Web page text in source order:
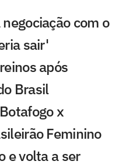
com o
sair'
após
Brasil
x
Feminino
e volta a ser